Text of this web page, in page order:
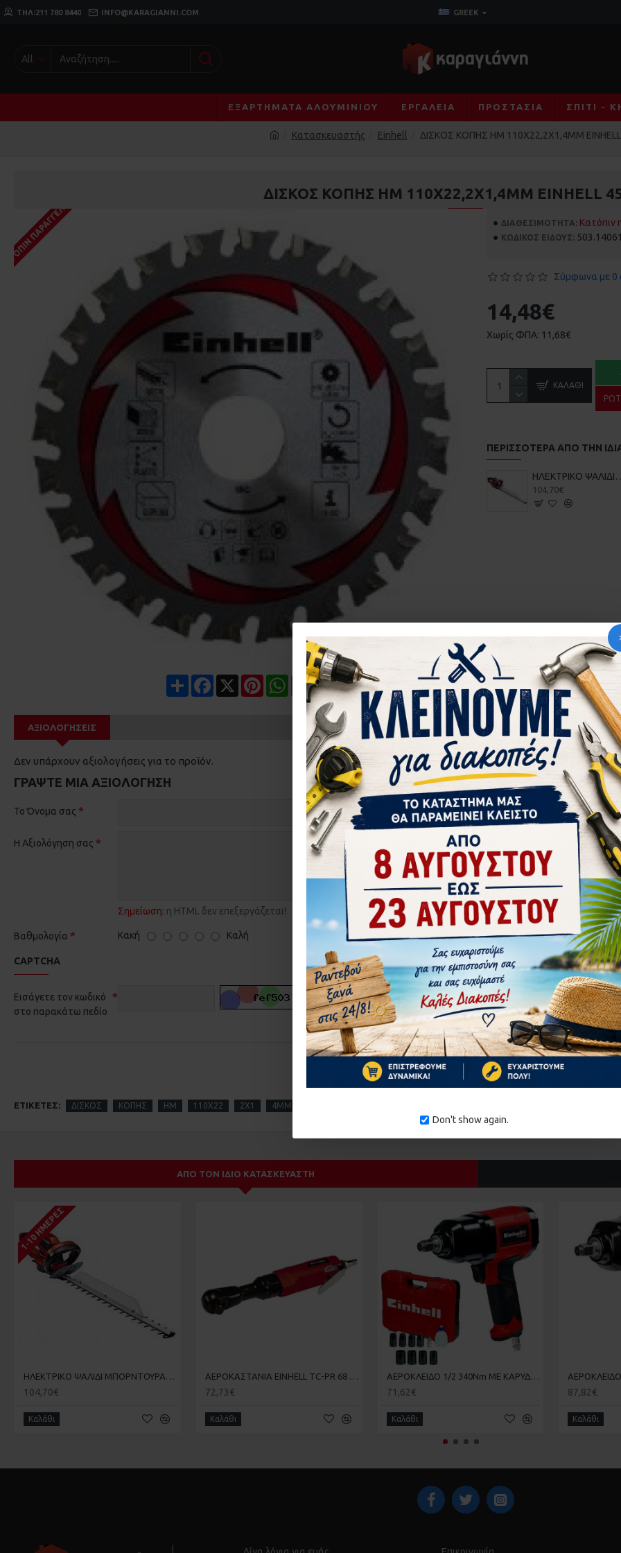
Don't show again.
ΤΗΛ:211 780 8440 INFO@KARAGIANNI.COM GREEK
All
ΕΞΑΡΤΉΜΑΤΑ ΑΛΟΥΜΙΝΊΟΥ ΕΡΓΑΛΕΊΑ ΠΡΟΣΤΑΣΊΑ ΣΠΊΤΙ -
Κατασκευαστής Einhell ΔΙΣΚΟΣ ΚΟΠΗΣ ΗΜ 110Χ22,2Χ1,4ΜΜ
ΔΙΣΚΟΣ ΚΟΠΗΣ ΗΜ 110Χ22,2Χ1,4ΜΜ EINHELL
ΠΑΡΑΓΓΕΛΊΑΣ
Share Facebook PinterestWhatsApp
Email
ΔΙΑΘΕΣΙΜΌΤΗΤΑ: Κατόπιν
ΚΩΔΙΚΌΣ ΕΊΔΟΥΣ: 503.14061
Σύμφωνα με 0
14,48€
Χωρίς ΦΠΑ: 11,68€
ΚΑΛΆΘΙ
ΠΕΡΙΣΣΌΤΕΡΑ ΑΠΌ ΤΗΝ
HΛΕΚΤΡΙΚΟ ΨΑΛΙΔΙ
104,70€
ΑΞΙΟΛΟΓΉΣΕΙΣ
Δεν υπάρχουν αξιολογήσεις για το προϊόν.
ΓΡΆΨΤΕ ΜΙΑ ΑΞΙΟΛΌΓΗΣΗ
Το Όνομα σας
Η Αξιολόγηση σας
Σημείωση: η HTML δεν επεξεργάζεται!
Βαθμολογία Κακή Καλή
CAPTCHA
Εισάγετε τον κωδικό
στο παρακάτω πεδίο
ΣΥΝΈΧΕΙΑ
ΕΤΙΚΈΤΕΣ: ΔΙΣΚΟΣ ΚΟΠΗΣ ΗΜ 110Χ22 2Χ1 4ΜΜ
ΑΠΌ ΤΟΝ ΊΔΙΟ ΚΑΤΑΣΚΕΥΑΣΤΉ
1-10 ΗΜΈΡΕΣ
HΛΕΚΤΡΙΚΟ ΨΑΛΙΔΙ ΜΠΟΡΝΤΟΥΡΑΣ 650W GΕ-EH 6560 EINHELL 3403330
104,70€
Καλάθι
ΑΕΡΟΚΑΣΤΑΝΙΑ EINHELL TC-PR 68 4139180
72,73€
Καλάθι
ΑΕΡΟΚΛΕΙΔΟ 1/2 340Nm ΜΕ ΚΑΡΥΔΑΚΙΑ EINHELL TC-PW340 4138950
71,62€
Καλάθι
87,82€
Καλάθι